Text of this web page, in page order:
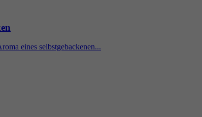
eines selbstgebackenen...